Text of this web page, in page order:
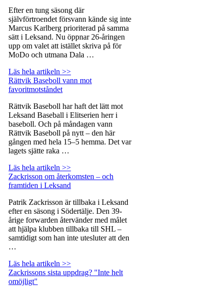
Efter en tung säsong där
självförtroendet försvann kände sig inte
Marcus Karlberg prioriterad på samma
sätt i Leksand. Nu öppnar 26-åringen
upp om valet att istället skriva på för
MoDo och utmana Dala …
Läs hela artikeln >>
Rättvik Baseboll vann mot
favoritmotståndet
Rättvik Baseboll har haft det lätt mot
Leksand Baseball i Elitserien herr i
baseboll. Och på måndagen vann
Rättvik Baseboll på nytt – den här
gången med hela 15–5 hemma. Det var
lagets sjätte raka …
Läs hela artikeln >>
Zackrisson om återkomsten – och
framtiden i Leksand
Patrik Zackrisson är tillbaka i Leksand
efter en säsong i Södertälje. Den 39-
årige forwarden återvänder med målet
att hjälpa klubben tillbaka till SHL –
samtidigt som han inte utesluter att den
…
Läs hela artikeln >>
Zackrissons sista uppdrag? "Inte helt
omöjligt"